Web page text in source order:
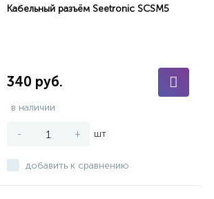
Кабельный разъём Seetronic SCSM5
340 руб.
в наличии
- + шт
добавить к сравнению